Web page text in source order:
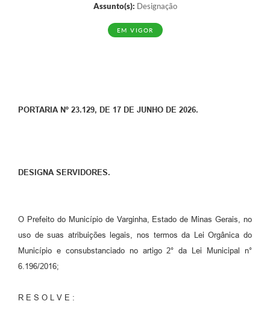
Assunto(s): Designação
EM VIGOR
PORTARIA Nº 23.129, DE 17 DE JUNHO DE 2026.
DESIGNA SERVIDORES.
O Prefeito do Município de Varginha, Estado de Minas Gerais, no
uso de suas atribuições legais, nos termos da Lei Orgânica do
Município e consubstanciado no artigo 2° da Lei Municipal n°
6.196/2016;
R E S O L V E :